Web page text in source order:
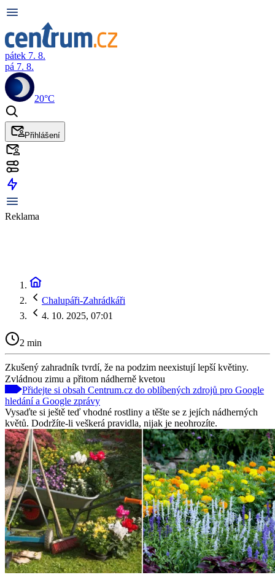
pátek 7. 8.
pá 7. 8.
20°C
Přihlášení
Reklama
Chalupáři-Zahrádkáři
4. 10. 2025, 07:01
2 min
Zkušený zahradník tvrdí, že na podzim neexistují lepší květiny.
Zvládnou zimu a přitom nádherně kvetou
Přidejte si obsah Centrum.cz do oblíbených zdrojů pro Google
hledání a Google zprávy
Vysaďte si ještě teď vhodné rostliny a těšte se z jejích nádherných
květů. Dodržíte-li veškerá pravidla, nijak je neohrozíte.